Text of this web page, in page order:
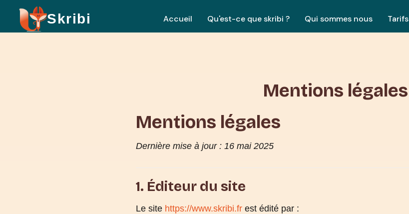
Skribi Accueil Qu'est-ce que skribi ? Qui sommes nous Tarifs
Mentions légales
Mentions légales
Dernière mise à jour : 16 mai 2025
1. Éditeur du site
Le site https://www.skribi.fr est édité par :